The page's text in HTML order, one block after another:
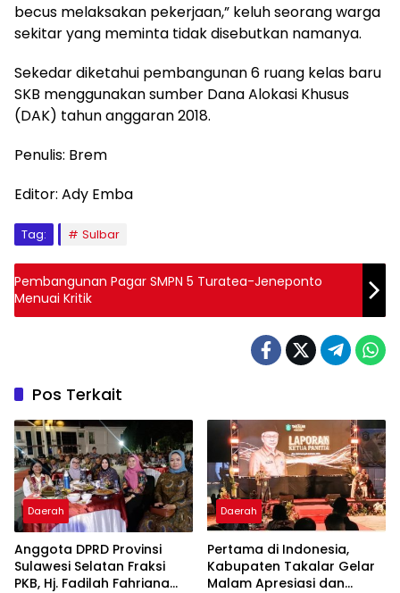
becus melaksakan pekerjaan,” keluh seorang warga
sekitar yang meminta tidak disebutkan namanya.
Sekedar diketahui pembangunan 6 ruang kelas baru
SKB menggunakan sumber Dana Alokasi Khusus
(DAK) tahun anggaran 2018.
Penulis: Brem
Editor: Ady Emba
Tag: Sulbar
Pembangunan Pagar SMPN 5 Turatea-Jeneponto
Menuai Kritik
Pos Terkait
Daerah
Anggota DPRD Provinsi
Sulawesi Selatan Fraksi
PKB, Hj. Fadilah Fahriana
Daerah
Pertama di Indonesia,
Kabupaten Takalar Gelar
Malam Apresiasi dan